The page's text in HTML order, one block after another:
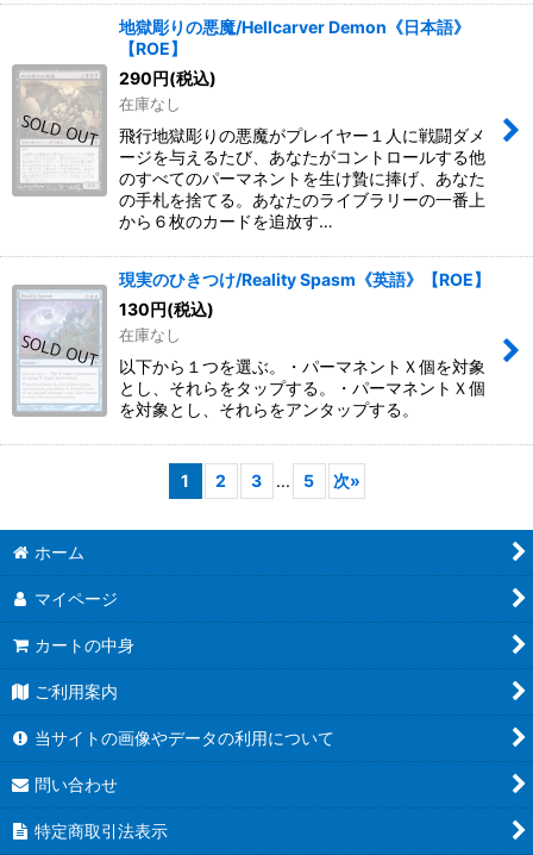
地獄彫りの悪魔/Hellcarver Demon《日本語》
【ROE】
290円(税込)
在庫なし
飛行地獄彫りの悪魔がプレイヤー１人に戦闘ダメ
ージを与えるたび、あなたがコントロールする他
のすべてのパーマネントを生け贄に捧げ、あなた
の手札を捨てる。あなたのライブラリーの一番上
から６枚のカードを追放す…
現実のひきつけ/Reality Spasm《英語》【ROE】
130円(税込)
在庫なし
以下から１つを選ぶ。・パーマネントＸ個を対象
とし、それらをタップする。・パーマネントＸ個
を対象とし、それらをアンタップする。
1 2 3 ... 5 次»
ホーム
マイページ
カートの中身
ご利用案内
当サイトの画像やデータの利用について
問い合わせ
特定商取引法表示